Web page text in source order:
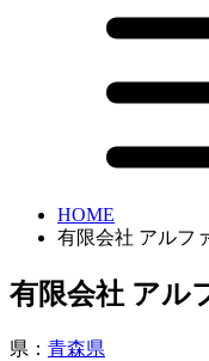
HOME
有限会社 アルフ
有限会社 アル
県： 青森県